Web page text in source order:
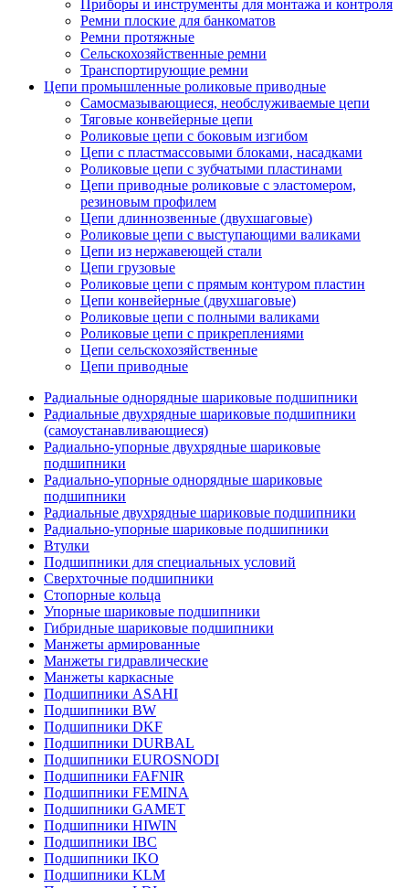
Приборы и инструменты для монтажа и контроля
Ремни плоские для банкоматов
Ремни протяжные
Сельскохозяйственные ремни
Транспортирующие ремни
Цепи промышленные роликовые приводные
Самосмазывающиеся, необслуживаемые цепи
Тяговые конвейерные цепи
Роликовые цепи с боковым изгибом
Цепи с пластмассовыми блоками, насадками
Роликовые цепи с зубчатыми пластинами
Цепи приводные роликовые с эластомером,
резиновым профилем
Цепи длиннозвенные (двухшаговые)
Роликовые цепи с выступающими валиками
Цепи из нержавеющей стали
Цепи грузовые
Роликовые цепи с прямым контуром пластин
Цепи конвейерные (двухшаговые)
Роликовые цепи с полными валиками
Роликовые цепи с прикреплениями
Цепи сельскохозяйственные
Цепи приводные
Радиальные однорядные шариковые подшипники
Радиальные двухрядные шариковые подшипники
(самоустанавливающиеся)
Радиально-упорные двухрядные шариковые
подшипники
Радиально-упорные однорядные шариковые
подшипники
Радиальные двухрядные шариковые подшипники
Радиально-упорные шариковые подшипники
Втулки
Подшипники для специальных условий
Сверхточные подшипники
Стопорные кольца
Упорные шариковые подшипники
Гибридные шариковые подшипники
Манжеты армированные
Манжеты гидравлические
Манжеты каркасные
Подшипники ASAHI
Подшипники BW
Подшипники DKF
Подшипники DURBAL
Подшипники EUROSNODI
Подшипники FAFNIR
Подшипники FEMINA
Подшипники GAMET
Подшипники HIWIN
Подшипники IBC
Подшипники IKO
Подшипники KLM